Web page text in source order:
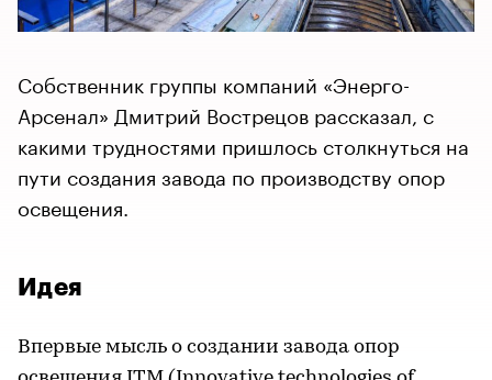
Собственник группы компаний «Энерго-
Арсенал» Дмитрий Вострецов рассказал, с
какими трудностями пришлось столкнуться на
пути создания завода по производству опор
освещения.
Идея
Впервые мысль о создании завода опор